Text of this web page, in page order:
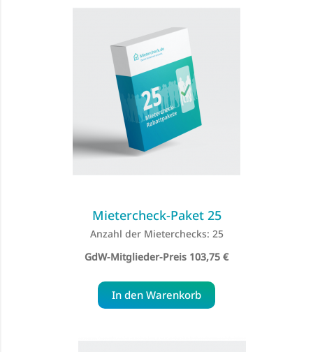
Mietercheck-Paket 25
Anzahl der Mieterchecks: 25
Special
Price
103,75 €
In den Warenkorb